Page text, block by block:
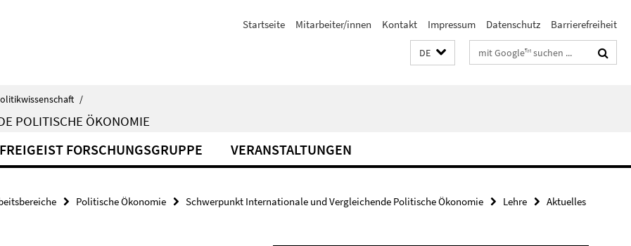
Startseite Mitarbeiter/innen Kontakt Impressum Datenschutz Barrierefreiheit
DE Suchbegriffe
/
POLITISCHE ÖKONOMIE
FREIGEIST FORSCHUNGSGRUPPE VERANSTALTUNGEN
Politische Ökonomie Schwerpunkt Internationale und Vergleichende Politische Ökonomie Lehre
Aktuelles